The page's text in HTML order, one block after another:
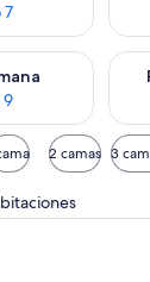
7
9
para este
2 camas 3